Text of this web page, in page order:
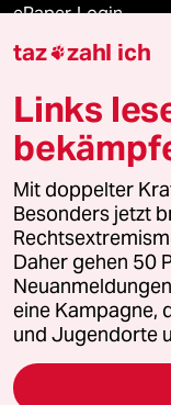
ePaper Login
Downloads für
© 2026 taz Verlags
Alle Rechte
wenden Sie sich bitte an
Feedback
Leitlinie Informant
Seitenwende
taz zahl ich
Links
Mit doppelter
Besonders jetzt
Daher gehen 50
eine Kampagne,
und Jugendorte